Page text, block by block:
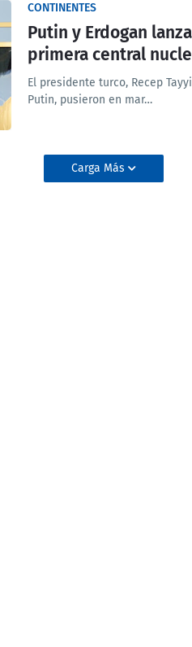
CONTINENTES
Putin y Erdogan
primera central
El presidente turco, Recep
Putin, pusieron en mar…
Carga Más